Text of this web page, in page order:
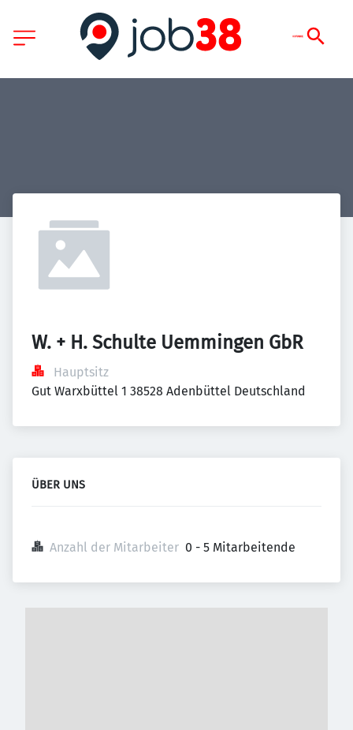
W. + H. Schulte Uemmingen GbR
Hauptsitz
Gut Warxbüttel 1 38528 Adenbüttel Deutschland
ÜBER UNS
Anzahl der Mitarbeiter 0 - 5 Mitarbeitende